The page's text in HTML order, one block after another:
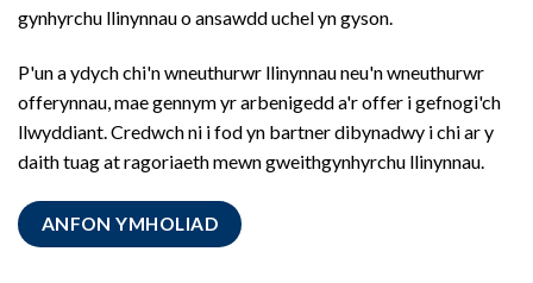
gynhyrchu llinynnau o ansawdd uchel yn gyson.
P'un a ydych chi'n wneuthurwr llinynnau neu'n wneuthurwr
offerynnau, mae gennym yr arbenigedd a'r offer i gefnogi'ch
llwyddiant. Credwch ni i fod yn bartner dibynadwy i chi ar y
daith tuag at ragoriaeth mewn gweithgynhyrchu llinynnau.
ANFON YMHOLIAD